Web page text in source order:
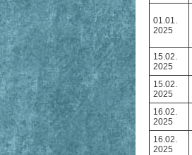
01.01.
2025
15.02.
2025
15.02.
2025
16.02.
2025
16.02.
2025